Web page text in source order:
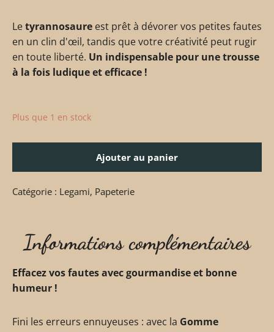
Letyrannosaure est prêt à dévorer vos petites fautes
en un clin d'œil, tandis que votre créativité peut rugir
en toute liberté. Un indispensable pour une trousse
à la fois ludique et efficace !
Plus que 1 en stock
Ajouter au panier
Catégorie : Legami, Papeterie
Informations complémentaires
Effacez vos fautes avec gourmandise et bonne
humeur !
Fini les erreurs ennuyeuses : avec la Gomme